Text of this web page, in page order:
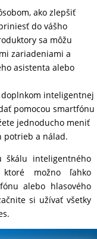
ako zlepšiť
do vášho
sa môžu
zariadeniami a
asistenta alebo
inteligentnej
pomocou smartfónu
jednoducho meniť
potrieb a nálad.
škálu inteligentného
ktoré možno ľahko
alebo hlasového
si užívať všetky